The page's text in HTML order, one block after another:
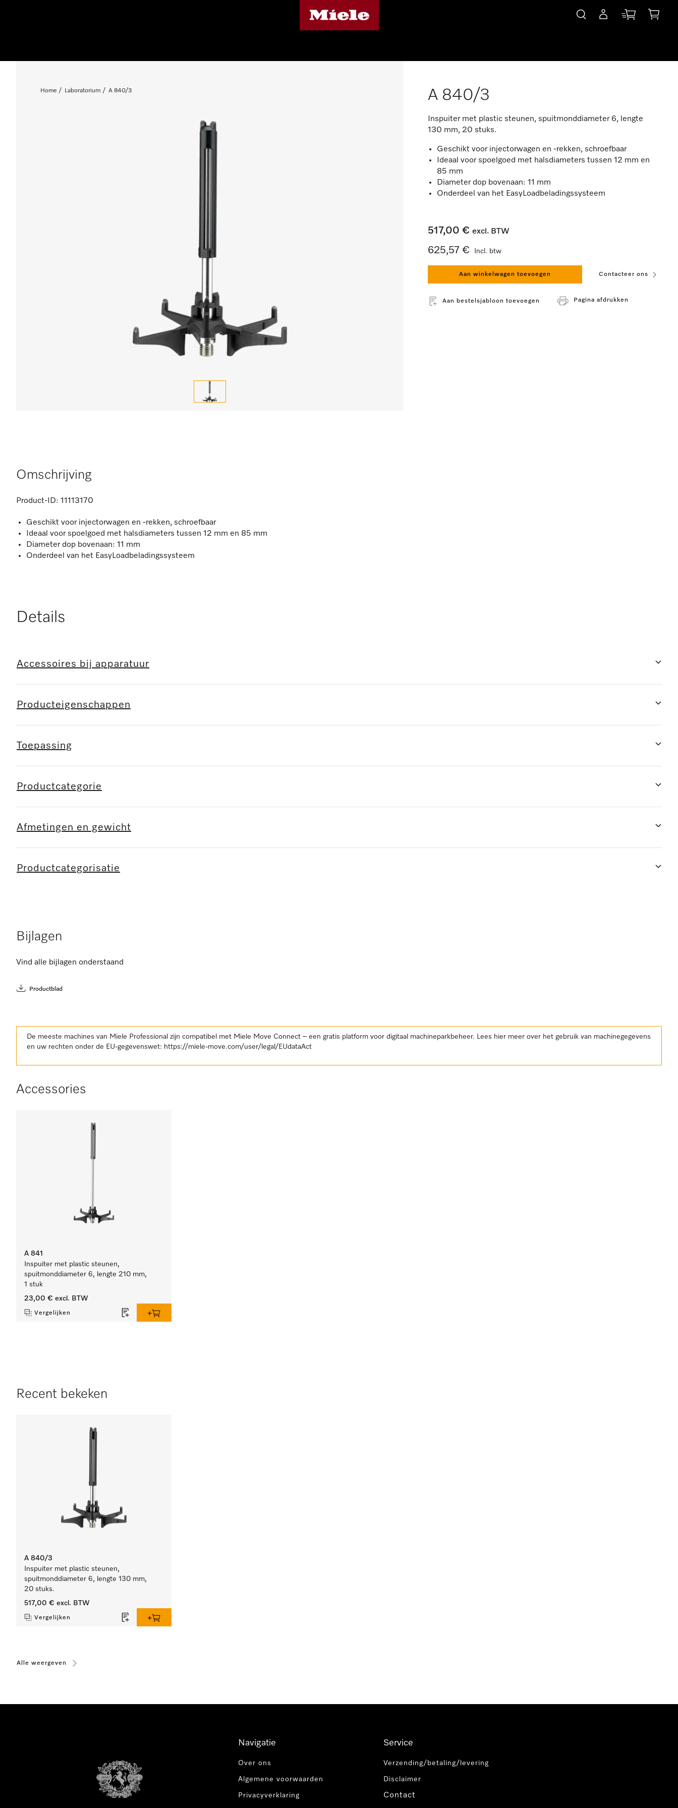
Home Laboratorium A 840/3 A 840/3
Inspuiter met plastic steunen, spuitmonddiameter 6, lengte
130 mm, 20 stuks.
Geschikt voor injectorwagen en -rekken, schroefbaar
Ideaal voor spoelgoed met halsdiameters tussen 12 mm en
85 mm
Diameter dop bovenaan: 11 mm
Onderdeel van het EasyLoadbeladingssysteem
517,00 € excl. BTW
625,57 € Incl. btw
Aan winkelwagen toevoegen Contacteer ons
Aan bestelsjabloon toevoegen Pagina afdrukken
Omschrijving
Product-ID: 11113170
Geschikt voor injectorwagen en -rekken, schroefbaar
Ideaal voor spoelgoed met halsdiameters tussen 12 mm en 85 mm
Diameter dop bovenaan: 11 mm
Onderdeel van het EasyLoadbeladingssysteem
Details
Accessoires bij apparatuur
Producteigenschappen
Toepassing
Productcategorie
Afmetingen en gewicht
Productcategorisatie
Bijlagen
Vind alle bijlagen onderstaand
Productblad
De meeste machines van Miele Professional zijn compatibel met Miele Move Connect – een gratis platform voor digitaal machineparkbeheer. Lees hier meer over het gebruik van machinegegevens
en uw rechten onder de EU-gegevenswet: https://miele-move.com/user/legal/EUdataAct
Accessories
A 841
Inspuiter met plastic steunen,
spuitmonddiameter 6, lengte 210 mm,
1 stuk
23,00 € excl. BTW
Vergelijken
Recent bekeken
A 840/3
Inspuiter met plastic steunen,
spuitmonddiameter 6, lengte 130 mm,
20 stuks.
517,00 € excl. BTW
Vergelijken
Alle weergeven
Navigatie
Over ons
Algemene voorwaarden
Privacyverklaring
Service
Verzending/betaling/levering
Disclaimer
Contact